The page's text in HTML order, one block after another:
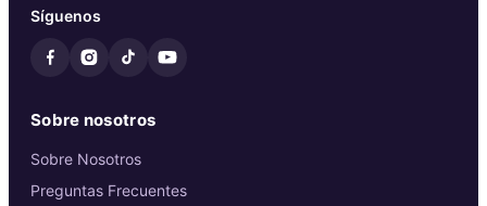
Síguenos
Sobre nosotros
Sobre Nosotros
Preguntas Frecuentes